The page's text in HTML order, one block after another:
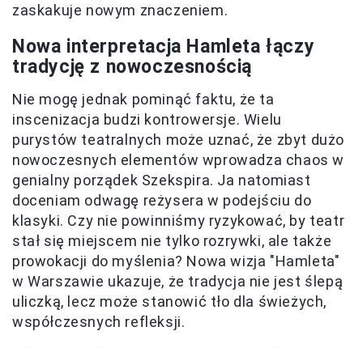
zaskakuje nowym znaczeniem.
Nowa interpretacja Hamleta łączy
tradycję z nowoczesnością
Nie mogę jednak pominąć faktu, że ta
inscenizacja budzi kontrowersje. Wielu
purystów teatralnych może uznać, że zbyt dużo
nowoczesnych elementów wprowadza chaos w
genialny porządek Szekspira. Ja natomiast
doceniam odwagę reżysera w podejściu do
klasyki. Czy nie powinniśmy ryzykować, by teatr
stał się miejscem nie tylko rozrywki, ale także
prowokacji do myślenia? Nowa wizja "Hamleta"
w Warszawie ukazuje, że tradycja nie jest ślepą
uliczką, lecz może stanowić tło dla świeżych,
współczesnych refleksji.